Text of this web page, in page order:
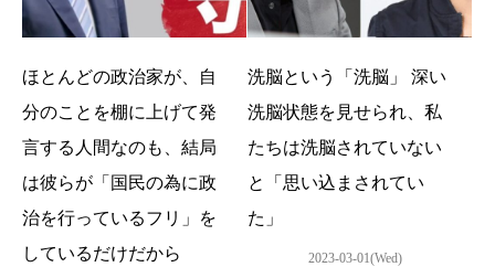
ほとんどの政治家が、自
分のことを棚に上げて発
言する人間なのも、結局
は彼らが「国民の為に政
治を行っているフリ」を
しているだけだから
洗脳という「洗脳」 深い
洗脳状態を見せられ、私
たちは洗脳されていない
と「思い込まされてい
た」
2023-03-01(Wed)